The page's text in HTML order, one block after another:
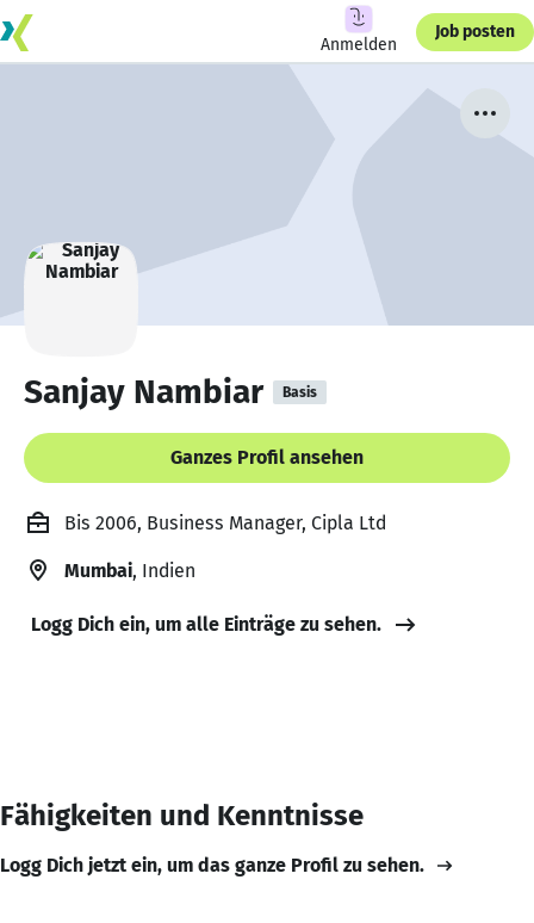
Anmelden
Job posten
Sanjay Nambiar Basis
Ganzes Profil ansehen
Bis 2006, Business Manager, Cipla Ltd
Mumbai, Indien
Logg Dich ein, um alle Einträge zu sehen.
Fähigkeiten und Kenntnisse
Logg Dich jetzt ein, um das ganze Profil zu sehen.